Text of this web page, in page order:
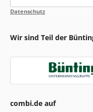
Datenschutz
Wir sind Teil der
combi.de auf